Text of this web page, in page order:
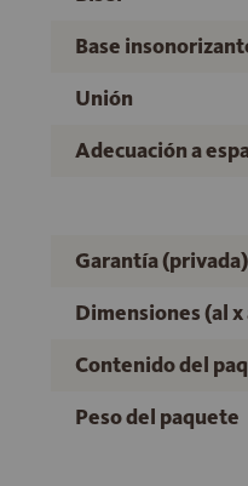
Base
Unión
Adecuación a
Garantía (privada)
Dimensiones (al x
Contenido del
Peso del paquete